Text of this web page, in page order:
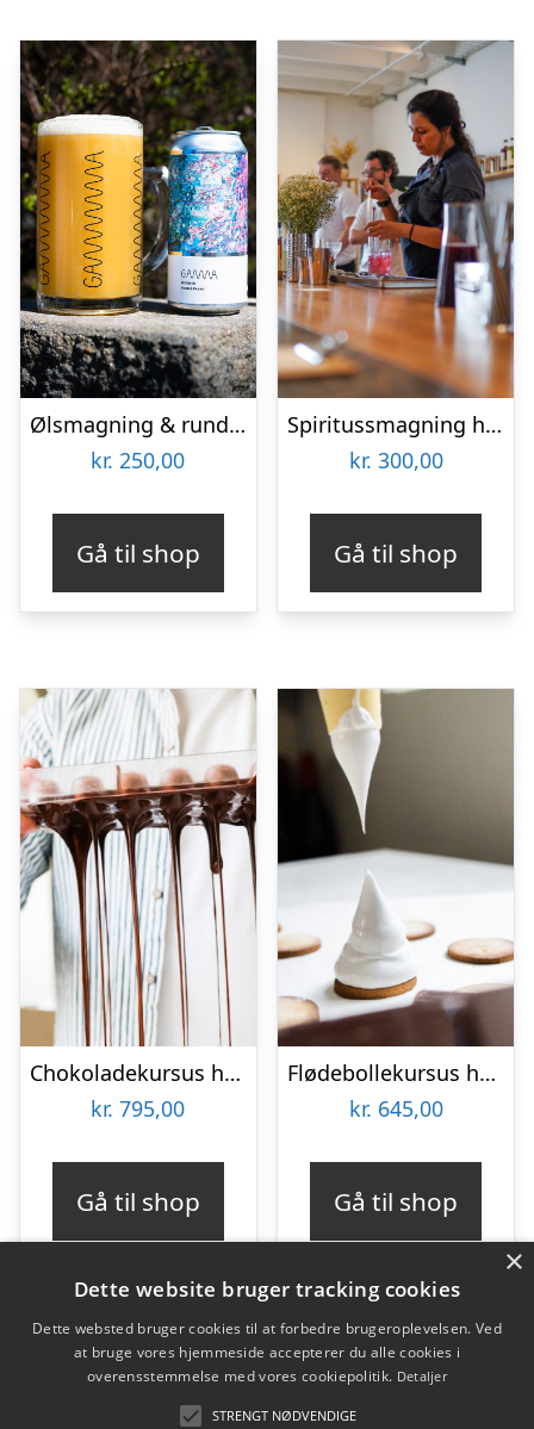
Ølsmagning & rundvisning hos Gamma Brewing
kr. 250,00
Gå til shop
Spiritussmagning hos Nordic Ethanol
kr. 300,00
Gå til shop
Chokoladekursus hos Karoline Trier
kr. 795,00
Gå til shop
Flødebollekursus hos Karoline Trier
kr. 645,00
Gå til shop
Varekategorier
×
Dette website bruger tracking cookies
Dette websted bruger cookies til at forbedre brugeroplevelsen. Ved
at bruge vores hjemmeside accepterer du alle cookies i
overensstemmelse med vores cookiepolitik. Detaljer
STRENGT NØDVENDIGE